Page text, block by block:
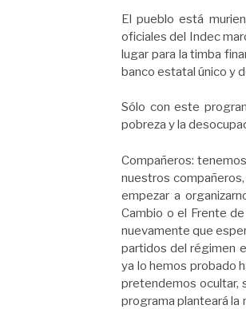
El pueblo está
oficiales del Indec
lugar para la timba
banco estatal único y
Sólo con este
pobreza y la
Compañeros:
nuestros
empezar a
Cambio o el Frente
nuevamente que
partidos del régimen
ya lo hemos probado
pretendemos ocultar,
programa planteará la